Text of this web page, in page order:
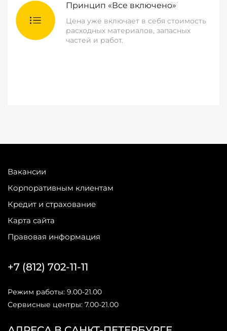
Принцип «Все включено»
Цена уже включает в себя стоимость
расходных материалов, запасных
частей и работ.
Вакансии
Корпоративным клиентам
Кредит и страхование
Карта сайта
Правовая информация
+7 (812) 702-11-11
Режим работы: 9.00-21.00
Сервисные центры: 7.00-21.00